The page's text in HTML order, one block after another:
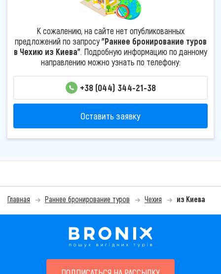
К сожалению, на сайте нет опубликованных
предложений по запросу"Раннее бронирование туров
в Чехию из Киева". Подробную информацию по данному
направлению можно узнать по телефону:
+38 (044) 344-21-38
Оставить заявку
Главная Раннее бронирование туров Чехия из Киева